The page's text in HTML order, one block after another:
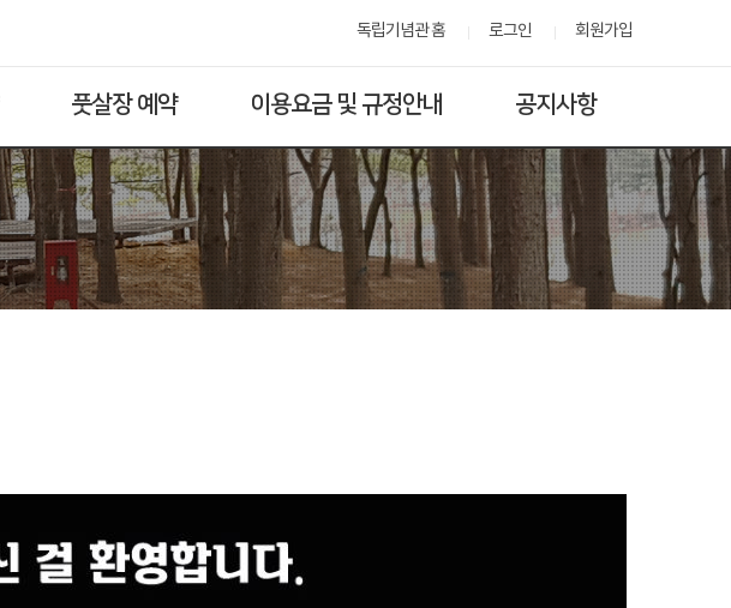
독립기념관 홈 로그인 회원가입
풋살장 예약 이용요금 및 규정안내 공지사항